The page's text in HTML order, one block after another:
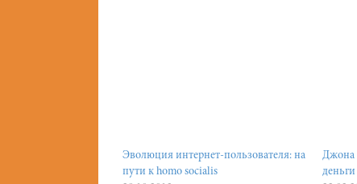
Эволюция интернет-пользователя: на
пути к homo socialis
Джона
деньги